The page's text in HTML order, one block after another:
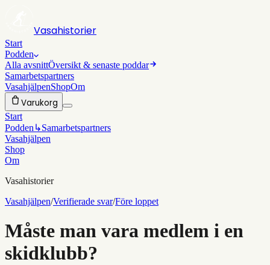
Vasahistorier
Start
Podden
Alla avsnittÖversikt & senaste poddar
Samarbetspartners
VasahjälpenShopOm
Varukorg
Start
Podden ↳Samarbetspartners
Vasahjälpen
Shop
Om
Vasahistorier
Vasahjälpen/Verifierade svar/Före loppet
Måste man vara medlem i en
skidklubb?